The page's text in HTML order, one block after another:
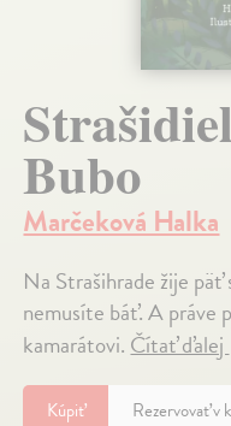
Bubo
Marčeková Halka
Na Strašihrade žije
nemusíte báť. A práve
kamarátovi.Čítať ďalej
Kúpiť Rezervovať v